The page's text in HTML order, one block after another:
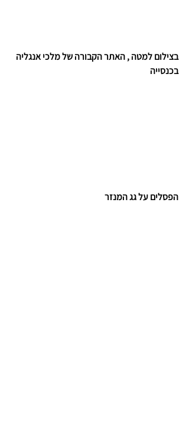
בצילום למטה , האתר הקבורה של מלכי אנגליה
בכנסייה
הפסלים על גג המנזר